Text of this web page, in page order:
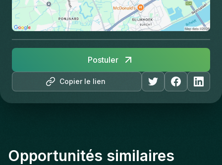
Copier le lien
Postuler
Opportunités similaires